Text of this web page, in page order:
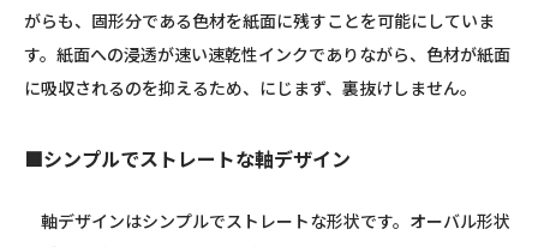
がらも、固形分である色材を紙面に残すことを可能にしていま
す。紙面への浸透が速い速乾性インクでありながら、色材が紙面
に吸収されるのを抑えるため、にじまず、裏抜けしません。
■シンプルでストレートな軸デザイン
軸デザインはシンプルでストレートな形状です。オーバル形状